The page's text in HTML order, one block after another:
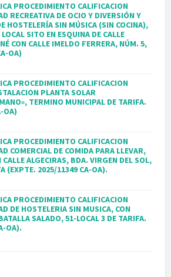
PROCEDIMIENTO CALIFICACION
RECREATIVA DE OCIO Y DIVERSIÓN Y
HOSTELERÍA SIN MÚSICA (SIN COCINA),
SITO EN ESQUINA DE CALLE
CON CALLE IMELDO FERRERA, NÚM. 5,
OA)
PROCEDIMIENTO CALIFICACION
PLANTA SOLAR
TERMINO MUNICIPAL DE TARIFA.
OA)
PROCEDIMIENTO CALIFICACION
COMERCIAL DE COMIDA PARA LLEVAR,
CALLE ALGECIRAS, BDA. VIRGEN DEL SOL,
(EXPTE. 2025/11349 CA-OA).
PROCEDIMIENTO CALIFICACION
DE HOSTELERIA SIN MUSICA, CON
SALADO, 51-LOCAL 3 DE TARIFA.
OA).